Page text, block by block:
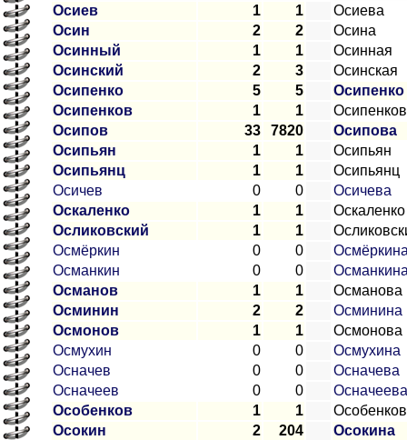
Осиев
1 1
Осиева
Осин
2 2
Осина
Осинный
1 1
Осинная
Осинский
2 3
Осинская
Осипенко
5 5
Осипенко
Осипенков
1 1
Осипов
33 7820
Осипова
Осипьян
1 1
Осипьян
Осипьянц
1 1
Осипьянц
Осичев
0 0
Осичева
Оскаленко
1 1
Оскаленко
Осликовский
1 1
Осмёркин
0 0
Османкин
0 0
Османов
1 1
Османова
Осминин
2 2
Осминина
Осмонов
1 1
Осмонова
Осмухин
0 0
Осмухина
Осначев
0 0
Осначева
Осначеев
0 0
Осначеева
Особенков
1 1
Осокин
2 204
Осокина